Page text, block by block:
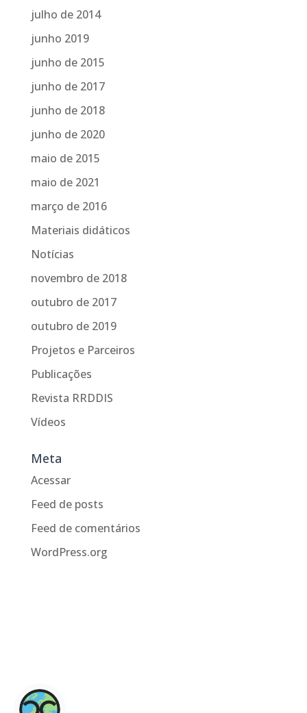
julho de 2014
junho 2019
junho de 2015
junho de 2017
junho de 2018
junho de 2020
maio de 2015
maio de 2021
março de 2016
Materiais didáticos
Notícias
novembro de 2018
outubro de 2017
outubro de 2019
Projetos e Parceiros
Publicações
Revista RRDDIS
Vídeos
Meta
Acessar
Feed de posts
Feed de comentários
WordPress.org